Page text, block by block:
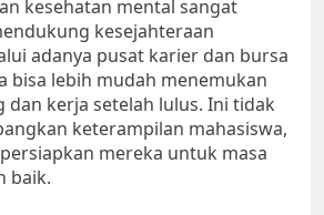
kesehatan mental sangat
kesejahteraan
adanya pusat karier dan bursa
bisa lebih mudah menemukan
dan kerja setelah lulus. Ini tidak
keterampilan mahasiswa,
mereka untuk masa
baik.